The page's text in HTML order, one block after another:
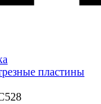
пластины